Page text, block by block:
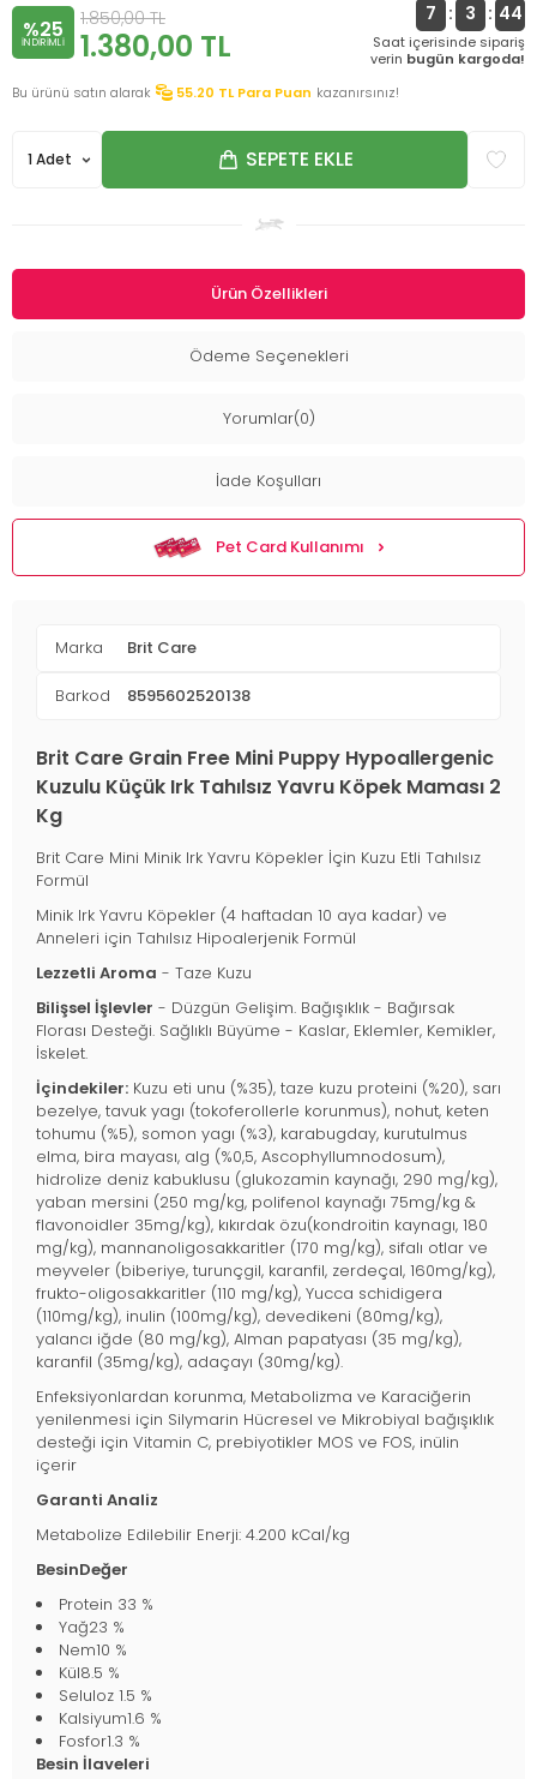
%25
INDIRIMLI
1.850,00TL
1.380,00 TL
7 : 3 : 44
Saat içerisinde sipariş
verin bugün kargoda!
Bu ürünü satın alarak
55.20 TL Para Puan kazanırsınız!
SEPETE EKLE
Ürün Özellikleri
Ödeme Seçenekleri
Yorumlar(0)
İade Koşulları
Pet Card Kullanımı
Marka Brit Care
Barkod 8595602520138
Brit Care Grain Free Mini Puppy Hypoallergenic
Kuzulu Küçük Irk Tahılsız Yavru Köpek Maması 2
Kg
Brit Care Mini Minik Irk Yavru Köpekler İçin Kuzu Etli Tahılsız
Formül
Minik Irk Yavru Köpekler (4 haftadan 10 aya kadar) ve
Anneleri için Tahılsız Hipoalerjenik Formül
Lezzetli Aroma - Taze Kuzu
Bilişsel İşlevler - Düzgün Gelişim. Bağışıklık - Bağırsak
Florası Desteği. Sağlıklı Büyüme - Kaslar, Eklemler, Kemikler,
İskelet.
İçindekiler: Kuzu eti unu (%35), taze kuzu proteini (%20), sarı
bezelye, tavuk yagı (tokoferollerle korunmus), nohut, keten
tohumu (%5), somon yagı (%3), karabugday, kurutulmus
elma, bira mayası, alg (%0,5, Ascophyllumnodosum),
hidrolize deniz kabuklusu (glukozamin kaynağı, 290 mg/kg),
yaban mersini (250 mg/kg, polifenol kaynağı 75mg/kg &
flavonoidler 35mg/kg), kıkırdak özu(kondroitin kaynagı, 180
mg/kg), mannanoligosakkaritler (170 mg/kg), sifalı otlar ve
meyveler (biberiye, turunçgil, karanfil, zerdeçal, 160mg/kg),
frukto-oligosakkaritler (110 mg/kg), Yucca schidigera
(110mg/kg), inulin (100mg/kg), devedikeni (80mg/kg),
yalancı iğde (80 mg/kg), Alman papatyası (35 mg/kg),
karanfil (35mg/kg), adaçayı (30mg/kg).
Enfeksiyonlardan korunma, Metabolizma ve Karaciğerin
yenilenmesi için Silymarin Hücresel ve Mikrobiyal bağışıklık
desteği için Vitamin C, prebiyotikler MOS ve FOS, inülin
içerir
Garanti Analiz
Metabolize Edilebilir Enerji: 4.200 kCal/kg
BesinDeğer
Protein 33 %
Yağ23 %
Nem10 %
Kül8.5 %
Seluloz 1.5 %
Kalsiyum1.6 %
Fosfor1.3 %
Besin İlaveleri